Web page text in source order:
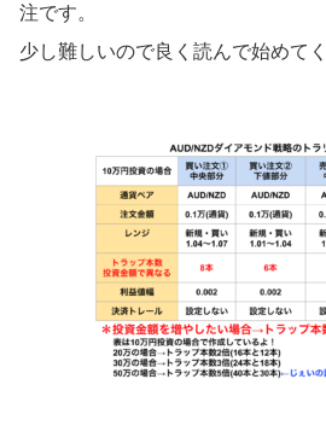
注です。
少し難しいので良く読んで始めて